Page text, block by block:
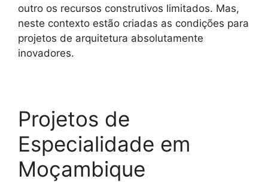
outro os recursos construtivos limitados. Mas,
neste contexto estão criadas as condições para
projetos de arquitetura absolutamente
inovadores.
Projetos de
Especialidade em
Moçambique